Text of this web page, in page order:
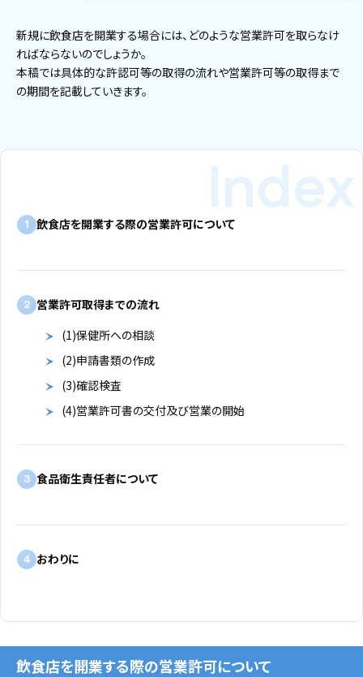
新規に飲食店を開業する場合には、どのような営業許可を取らなけ
ればならないのでしょうか。
本稿では具体的な許認可等の取得の流れや営業許可等の取得まで
の期間を記載していきます。
1 飲食店を開業する際の営業許可について
2 営業許可取得までの流れ
(1)保健所への相談
(2)申請書類の作成
(3)確認検査
(4)営業許可書の交付及び営業の開始
3 食品衛生責任者について
4 おわりに
飲食店を開業する際の営業許可について